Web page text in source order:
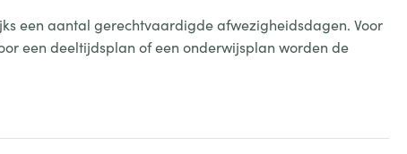
een aantal gerechtvaardigde afwezigheidsdagen. Voor
een deeltijdsplan of een onderwijsplan worden de